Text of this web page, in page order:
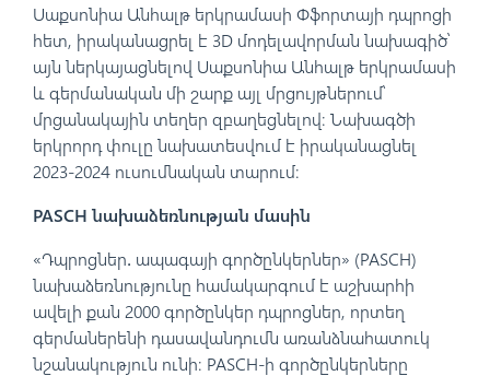
Սաքսոնիա Անհալթ երկրամասի Փֆորտայի դպրոցի
հետ, իրականացրել է 3D մոդելավորման նախագիծ՝
այն ներկայացնելով Սաքսոնիա Անհալթ երկրամասի
և գերմանական մի շարք այլ մրցույթներում՝
մրցանակային տեղեր զբաղեցնելով։ Նախագծի
երկրորդ փուլը նախատեսվում է իրականացնել
2023-2024 ուսումնական տարում։
PASCH նախաձեռնության մասին
«Դպրոցներ․ ապագայի գործընկերներ» (PASCH)
նախաձեռնությունը համակարգում է աշխարհի
ավելի քան 2000 գործընկեր դպրոցներ, որտեղ
գերմաներենի դասավանդումն առանձնահատուկ
նշանակություն ունի։ PASCH-ի գործընկերները